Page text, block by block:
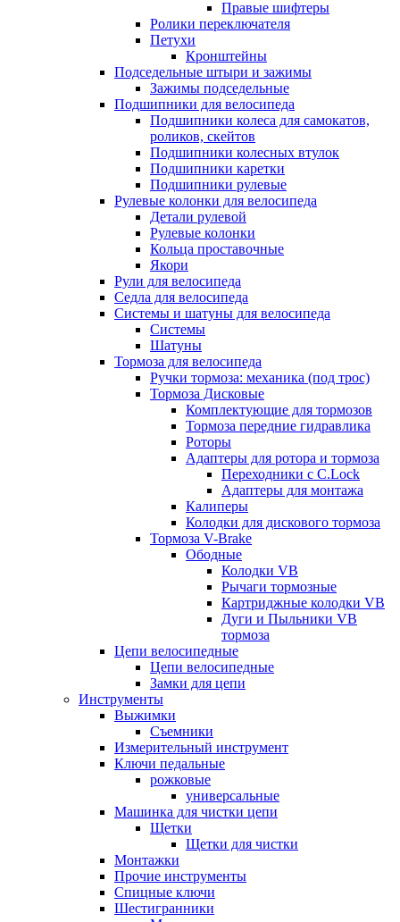
Правые шифтеры
Ролики переключателя
Петухи
Кронштейны
Подседельные штыри и зажимы
Зажимы подседельные
Подшипники для велосипеда
Подшипники колеса для самокатов,
роликов, скейтов
Подшипники колесных втулок
Подшипники каретки
Подшипники рулевые
Рулевые колонки для велосипеда
Детали рулевой
Рулевые колонки
Кольца проставочные
Якори
Рули для велосипеда
Седла для велосипеда
Системы и шатуны для велосипеда
Системы
Шатуны
Тормоза для велосипеда
Ручки тормоза: механика (под трос)
Тормоза Дисковые
Комплектующие для тормозов
Тормоза передние гидравлика
Роторы
Адаптеры для ротора и тормоза
Переходники с C.Lock
Адаптеры для монтажа
Калиперы
Колодки для дискового тормоза
Тормоза V-Brake
Ободные
Колодки VB
Рычаги тормозные
Картриджные колодки VB
Дуги и Пыльники VB
тормоза
Цепи велосипедные
Цепи велосипедные
Замки для цепи
Инструменты
Выжимки
Съемники
Измерительный инструмент
Ключи педальные
рожковые
универсальные
Машинка для чистки цепи
Щетки
Щетки для чистки
Монтажки
Прочие инструменты
Спицные ключи
Шестигранники